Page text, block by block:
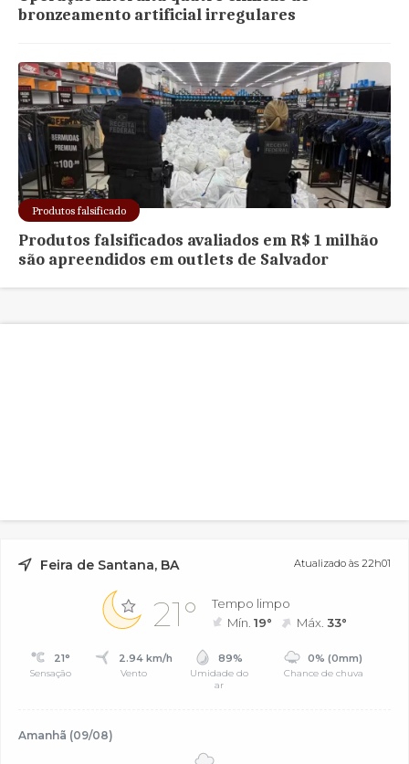
bronzeamento artificial irregulares
Produtos falsificado
Produtos falsificados avaliados em R$ 1 milhão
são apreendidos em outlets de Salvador
Feira de Santana, BA Atualizado às 22h01
21°
Tempo limpo
Mín.19° Máx.33°
21°
Sensação
2.94 km/h
Vento
89%
Umidade do
ar
0% (0mm)
Chance de chuva
Amanhã (09/08)